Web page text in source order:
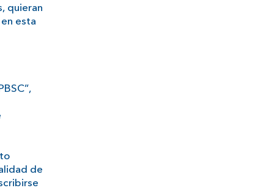
quieran
esta
de